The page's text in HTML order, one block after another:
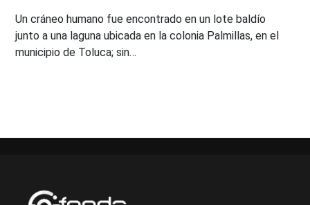
Un cráneo humano fue encontrado en un lote baldío
junto a una laguna ubicada en la colonia Palmillas, en el
municipio de Toluca; sin…